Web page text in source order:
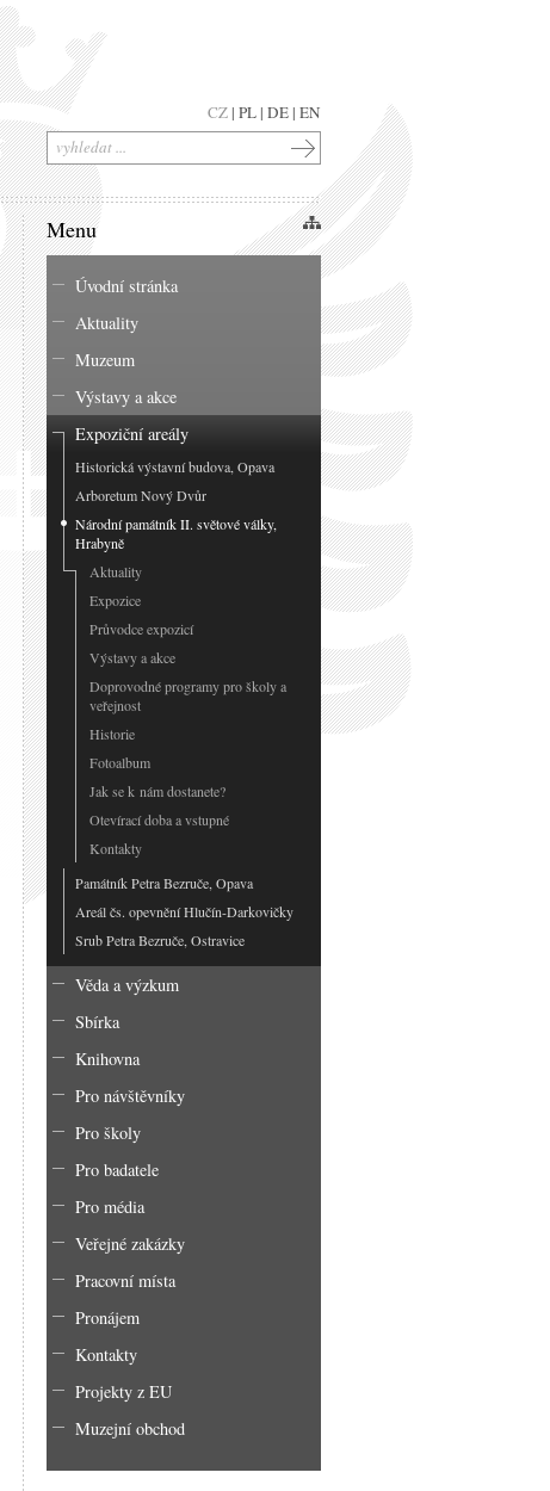
Menu
Úvodní stránka
Aktuality
Muzeum
Výstavy a akce
Expoziční areály
Historická výstavní budova, Opava
Arboretum Nový Dvůr
Národní památník II. světové války,
Hrabyně
Aktuality
Expozice
Průvodce expozicí
Výstavy a akce
Doprovodné programy pro školy a
veřejnost
Historie
Fotoalbum
Jak se k nám dostanete?
Otevírací doba a vstupné
Kontakty
Památník Petra Bezruče, Opava
Areál čs. opevnění Hlučín-Darkovičky
Srub Petra Bezruče, Ostravice
Věda a výzkum
Sbírka
Knihovna
Pro návštěvníky
Pro školy
Pro badatele
Pro média
Veřejné zakázky
Pracovní místa
Pronájem
Kontakty
Projekty z EU
Muzejní obchod
CZ | PL | DE | EN